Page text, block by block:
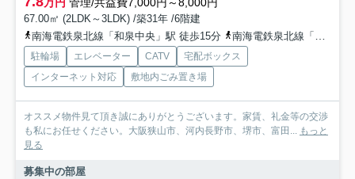
万円 管理/共益費7,000円～8,000円
67.00㎡ (2LDK～3LDK) /築31年 /6階建
南海電鉄泉北線「和泉中央」駅 徒歩15分
南海電鉄泉北線「光明池」駅 徒歩44分
駐輪場 エレベーター CATV
宅配ボックス
インターネット対応
敷地内ごみ置き場
オススメ物件見て頂き誠にありがとうございます。家賃、礼金等の交渉
も私にお任せください。大阪狭山市、河内長野市、堺市、富田... もっと
見る
募集中の部屋